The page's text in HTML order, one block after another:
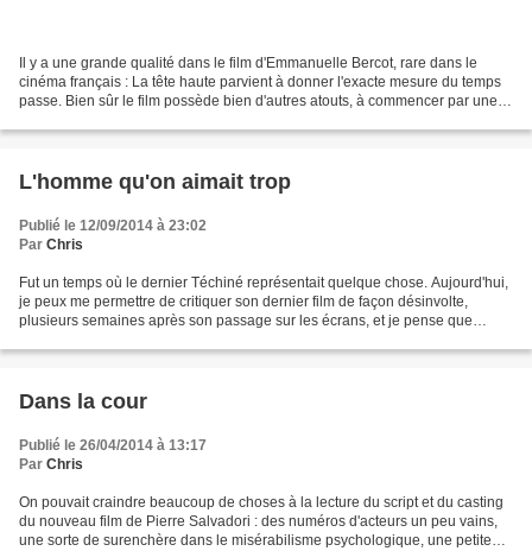
Il y a une grande qualité dans le film d'Emmanuelle Bercot, rare dans le
cinéma français : La tête haute parvient à donner l'exacte mesure du temps
passe. Bien sûr le film possède bien d'autres atouts, à commencer par une
L'homme qu'on aimait trop
Publié le 12/09/2014 à 23:02
Par Chris
Fut un temps où le dernier Téchiné représentait quelque chose. Aujourd'hui,
je peux me permettre de critiquer son dernier film de façon désinvolte,
plusieurs semaines après son passage sur les écrans, et je pense que
Dans la cour
Publié le 26/04/2014 à 13:17
Par Chris
On pouvait craindre beaucoup de choses à la lecture du script et du casting
du nouveau film de Pierre Salvadori : des numéros d'acteurs un peu vains,
une sorte de surenchère dans le misérabilisme psychologique, une petite